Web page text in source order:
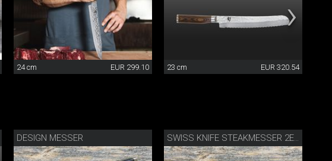
24 cm EUR 299.10 23 cm EUR 320.54
DESIGN MESSER